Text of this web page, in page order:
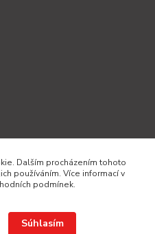
Dalším procházením tohoto
používáním. Více informací v
podmínek.
Súhlasím